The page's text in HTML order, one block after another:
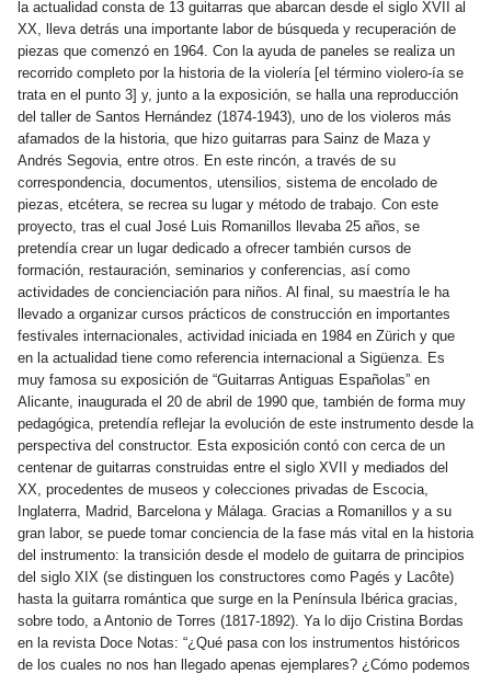
la actualidad consta de 13 guitarras que abarcan desde el siglo XVII al
XX, lleva detrás una importante labor de búsqueda y recuperación de
piezas que comenzó en 1964. Con la ayuda de paneles se realiza un
recorrido completo por la historia de la violería [el término violero-ía se
trata en el punto 3] y, junto a la exposición, se halla una reproducción
del taller de Santos Hernández (1874-1943), uno de los violeros más
afamados de la historia, que hizo guitarras para Sainz de Maza y
Andrés Segovia, entre otros. En este rincón, a través de su
correspondencia, documentos, utensilios, sistema de encolado de
piezas, etcétera, se recrea su lugar y método de trabajo. Con este
proyecto, tras el cual José Luis Romanillos llevaba 25 años, se
pretendía crear un lugar dedicado a ofrecer también cursos de
formación, restauración, seminarios y conferencias, así como
actividades de concienciación para niños. Al final, su maestría le ha
llevado a organizar cursos prácticos de construcción en importantes
festivales internacionales, actividad iniciada en 1984 en Zürich y que
en la actualidad tiene como referencia internacional a Sigüenza. Es
muy famosa su exposición de “Guitarras Antiguas Españolas” en
Alicante, inaugurada el 20 de abril de 1990 que, también de forma muy
pedagógica, pretendía reflejar la evolución de este instrumento desde la
perspectiva del constructor. Esta exposición contó con cerca de un
centenar de guitarras construidas entre el siglo XVII y mediados del
XX, procedentes de museos y colecciones privadas de Escocia,
Inglaterra, Madrid, Barcelona y Málaga. Gracias a Romanillos y a su
gran labor, se puede tomar conciencia de la fase más vital en la historia
del instrumento: la transición desde el modelo de guitarra de principios
del siglo XIX (se distinguen los constructores como Pagés y Lacôte)
hasta la guitarra romántica que surge en la Península Ibérica gracias,
sobre todo, a Antonio de Torres (1817-1892). Ya lo dijo Cristina Bordas
en la revista Doce Notas: “¿Qué pasa con los instrumentos históricos
de los cuales no nos han llegado apenas ejemplares? ¿Cómo podemos